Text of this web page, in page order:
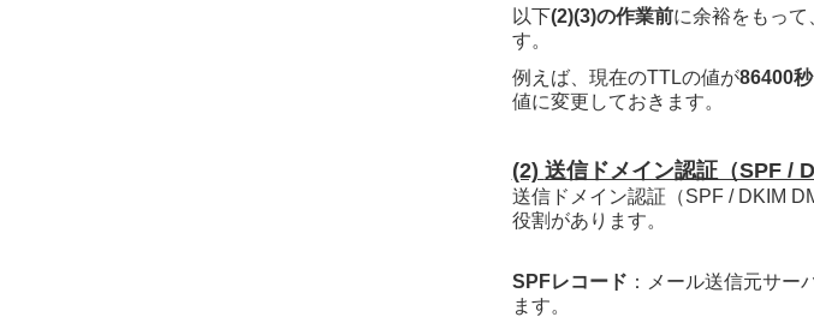
以下(2)(3)の作業前に余裕をもって
す。
例えば、 現在のTTLの値が86400秒
値に変更しておきます。
(2) 送信ドメイン認証（SPF /
送信ドメイン認証（SPF / DKIM
役割があります。
SPFレコード ：メール送信元サー
ます。